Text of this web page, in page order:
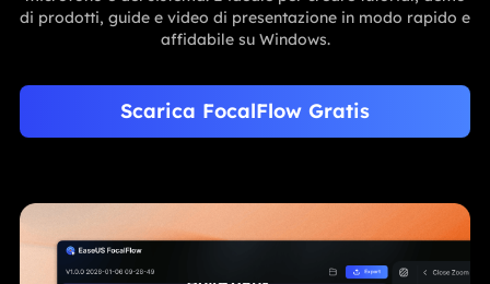
di prodotti, guide e video di presentazione in modo rapido e
affidabile su Windows.
Scarica FocalFlow Gratis